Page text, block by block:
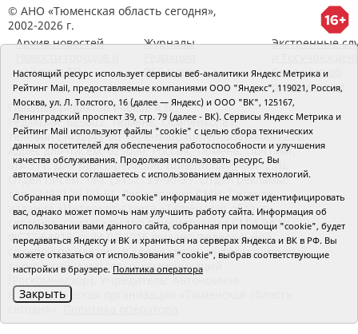
© АНО «Тюменская область сегодня»,
2002-2026 г.
Архив новостей
районов ТО
Журналы
RSS поток
Экстренные
Сведения об
организации
Главный редактор Рябков А.В.
Редакция: 625002, Тюмень, Осипенко, 81,
телефон (3452)49-00-18, e-mail: tumentoday@obl72.ru
Адрес для писем: 625000, Россия, Тюмень, Почтамт,
а/я 371. Для пресс-релизов: tumentoday@obl72.ru.
Отдел писем: тел. (3452) 39-90-59. Отдел рекламы:
тел. (3452) 39-90-51. Регистрация СМИ: Сетевое
издание «Интернет-газета «Тюменская область
сегодня», свидетельство о регистрации СМИ Эл №
ФС77-64918 от 24.02.2016 выдано Федеральной
службой по надзору в сфере связи, информационных
технологий и массовых коммуникаций
некоммерческая организация «Тюменская область
Настоящий ресурс использует сервисы веб-аналитики Яндекс Метрика и
Рейтинг Mail, предоставляемые компаниями ООО "Яндекс", 119021, Россия,
Москва, ул. Л. Толстого, 16 (далее — Яндекс) и ООО "ВК", 125167,
Ленинградский проспект 39, стр. 79 (далее - ВК). Сервисы Яндекс Метрика и
Рейтинг Mail используют файлы "cookie" с целью сбора технических
данных посетителей для обеспечения работоспособности и улучшения
качества обслуживания. Продолжая использовать ресурс, Вы
автоматически соглашаетесь с использованием данных технологий.
Собранная при помощи "cookie" информация не может идентифицировать
вас, однако может помочь нам улучшить работу сайта. Информация об
использовании вами данного сайта, собранная при помощи "cookie", будет
передаваться Яндексу и ВК и храниться на серверах Яндекса и ВК в РФ. Вы
можете отказаться от использования "cookie", выбрав соответствующие
настройки в браузере. Политика оператора
Закрыть